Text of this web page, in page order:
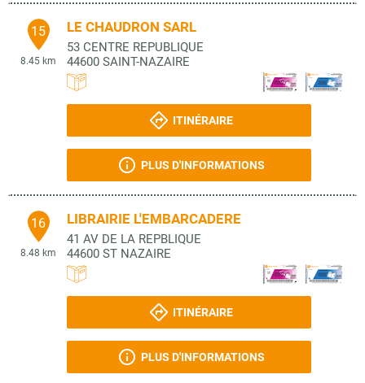
15
8.45 km
LE CHAUDRON SARL
53 CENTRE REPUBLIQUE
44600 SAINT-NAZAIRE
ITINÉRAIRE
PLUS D'INFORMATIONS
16
8.48 km
LIBRAIRIE L'EMBARCADERE
41 AV DE LA REPBLIQUE
44600 ST NAZAIRE
ITINÉRAIRE
PLUS D'INFORMATIONS